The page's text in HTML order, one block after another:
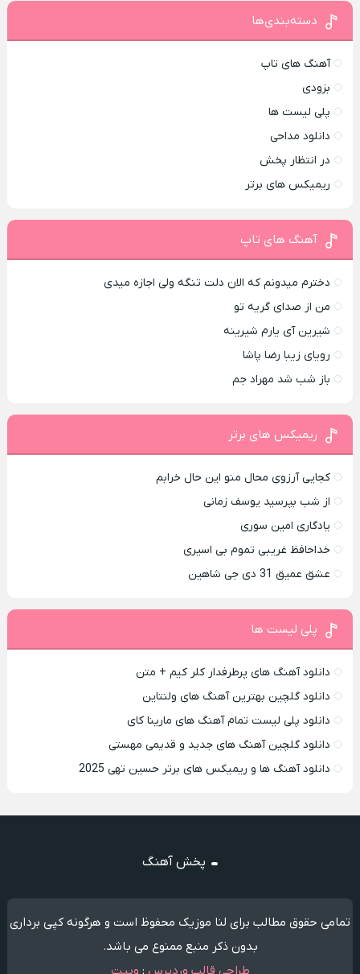
دسته‌بندی‌ها
آهنگ های تاپ
بزودی
پلی لیست ها
دانلود مداحی
در انتظار پخش
ریمیکس های برتر
آهنگ های تاپ
دخترم میدونم که الان دلت تنگه ولی اجازه میدی
من از صدای گريه تو
شیرین آی یارم شیرینه
رویای زیبا رضا پاشا
باز شب شد مهراد جم
ریمیکس های برتر
کجایی آرزوی محال منو این حال خرابم
از شب بپرسید یوسف زمانی
یادگاری امین سوری
خداحافظ غریبی تموم بی اسیری
عشق عمیق 31 دی جی شاهین
پلی لیست ها
دانلود آهنگ های پرطرفدار کلر کیم + متن
دانلود گلچین بهترین آهنگ های ولنتاین
دانلود پلی لیست تمام آهنگ های مارینا کای
دانلود گلچین آهنگ های جدید و قدیمی مهستی
دانلود آهنگ ها و ریمیکس های برتر حسین تهی 2025
پخش آهنگ
تمامی حقوق مطالب برای لنا موزیک محفوظ است و هرگونه کپی برداری
بدون ذکر منبع ممنوع می باشد.